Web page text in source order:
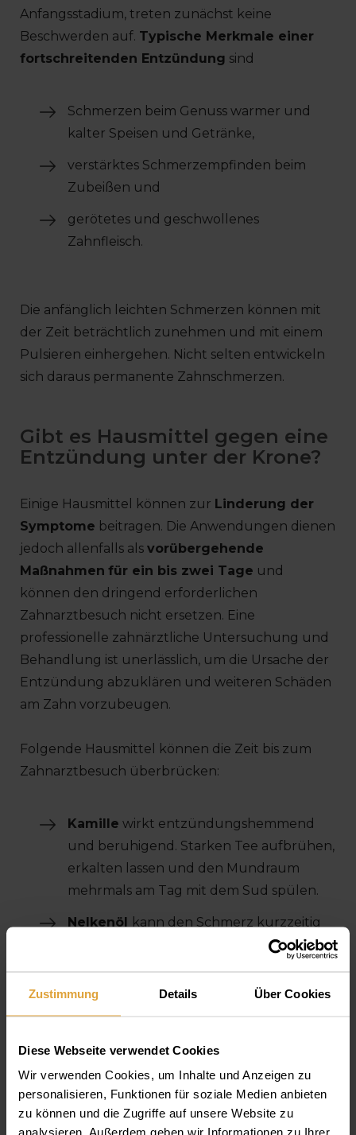
Zustimmung Details Über Cookies
Diese Webseite verwendet Cookies
Wir verwenden Cookies, um Inhalte und Anzeigen zu
personalisieren, Funktionen für soziale Medien anbieten
zu können und die Zugriffe auf unsere Website zu
analysieren. Außerdem geben wir Informationen zu Ihrer
Anfangsstadium, treten zunächst keine
Beschwerden auf. Typische Merkmale einer
fortschreitenden Entzündung sind
Schmerzen beim Genuss warmer und
kalter Speisen und Getränke,
verstärktes Schmerzempfinden beim
Zubeißen und
gerötetes und geschwollenes
Zahnfleisch.
Die anfänglich leichten Schmerzen können mit
der Zeit beträchtlich zunehmen und mit einem
Pulsieren einhergehen. Nicht selten entwickeln
sich daraus permanente Zahnschmerzen.
Gibt es Hausmittel gegen eine
Entzündung unter der Krone?
Einige Hausmittel können zur Linderung der
Symptome beitragen. Die Anwendungen dienen
jedoch allenfalls als vorübergehende
Maßnahmen für ein bis zwei Tage und
können den dringend erforderlichen
Zahnarztbesuch nicht ersetzen. Eine
professionelle zahnärztliche Untersuchung und
Behandlung ist unerlässlich, um die Ursache der
Entzündung abzuklären und weiteren Schäden
am Zahn vorzubeugen.
Folgende Hausmittel können die Zeit bis zum
Zahnarztbesuch überbrücken:
Kamille wirkt entzündungshemmend
und beruhigend. Starken Tee aufbrühen,
erkalten lassen und den Mundraum
mehrmals am Tag mit dem Sud spülen.
Nelkenöl kann den Schmerz kurzzeitig
ausschalten. Einige Tropfen auf einen
betroffenen Stelle platzieren. Alternativ
kann eine ganze Gewürznelke zerkaut
Schmerzen.
Kalte Kompresse oder
Eisbeutel (mit Tuch umwickelt) für ca. 15